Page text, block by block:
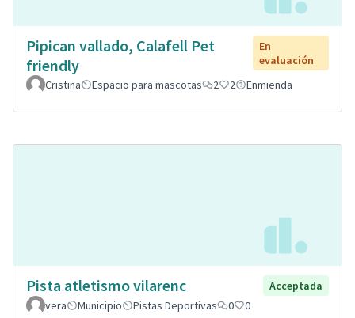
Pipican vallado, Calafell Pet
friendly
En
evaluación
Cristina
Espacio para mascotas 2 2 Enmienda
Pista atletismo vilarenc
Acceptada
vera
Municipio Pistas Deportivas 0 0